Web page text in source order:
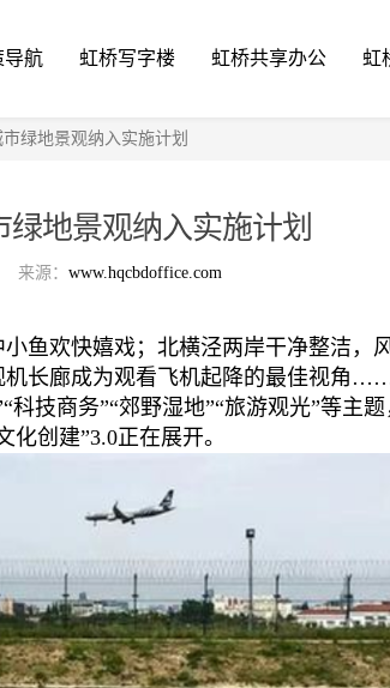
导航 虹桥写字楼 虹桥共享办公 虹
绿地景观纳入实施计划
地景观纳入实施计划
来源： www.hqcbdoffice.com
鱼欢快嬉戏；北横泾两岸干净整洁，
机长廊成为观看飞机起降的最佳视角
科技商务”“郊野湿地”“旅游观光”等主
创建”3.0正在展开。